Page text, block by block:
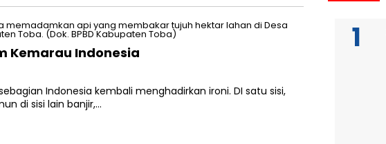
Kemarau Indonesia
Indonesia kembali menghadirkan ironi. DI satu sisi,
di sisi lain banjir,…